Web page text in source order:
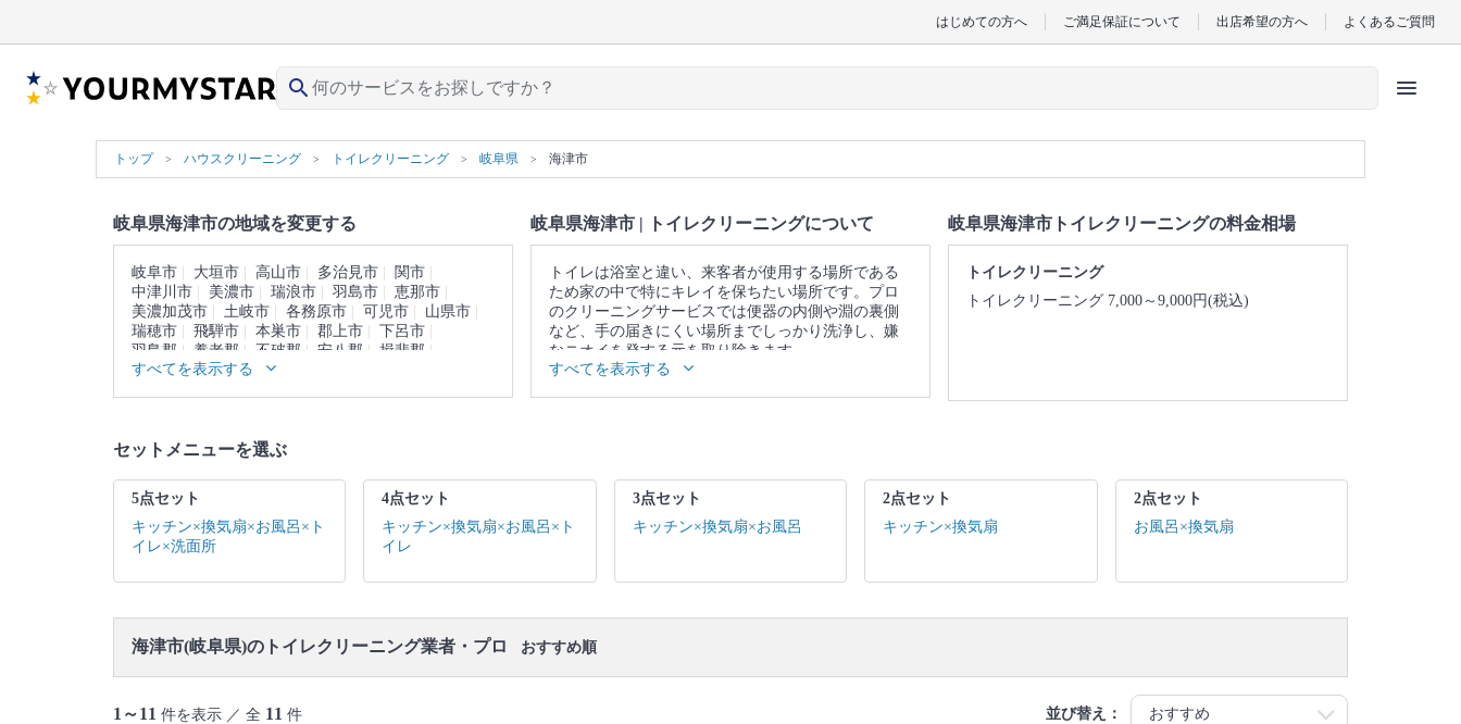
はじめての方へ ご満足保証について 出店希望の方へ よくあるご質問
search menu
トップ ハウスクリーニング トイレクリーニング 岐阜県 海津市
岐阜県海津市の地域を変更する
岐阜市 大垣市 高山市 多治見市
関市
中津川市
美濃市 瑞浪市 羽島市
恵那市
美濃加茂市
土岐市 各務原市 可児市
山県市
瑞穂市
飛騨市 本巣市 郡上市
下呂市
羽島郡
養老郡 不破郡 安八郡
揖斐郡
本巣郡
加茂郡 可児郡
すべてを表示する
岐阜県海津市 | トイレクリーニングについて
トイレは浴室と違い、来客者が使用する場所である
ため家の中で特にキレイを保ちたい場所です。プロ
のクリーニングサービスでは便器の内側や淵の裏側
など、手の届きにくい場所までしっかり洗浄し、嫌
なニオイを発する元を取り除きます。
▼表示価格に含まれるトイレクリーニングの作業範
囲
もご参照ください。
ります。
すべてを表示する
岐阜県海津市トイレクリーニングの料金相場
トイレクリーニング
トイレクリーニング 7,000～9,000円(税込)
セットメニューを選ぶ
5点セット
キッチン×換気扇×お風呂×ト
イレ×洗面所
4点セット
キッチン×換気扇×お風呂×ト
イレ
3点セット
キッチン×換気扇×お風呂
2点セット
キッチン×換気扇
2点セット
お風呂×換気扇
海津市(岐阜県)のトイレクリーニング業者・プロ おすすめ順
1～11 件を表示 ／ 全 11 件 並び替え：